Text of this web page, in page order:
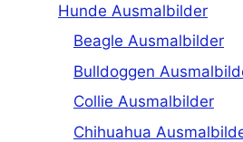
Hunde Ausmalbilder
Beagle Ausmalbilder
Bulldoggen
Collie Ausmalbilder
Chihuahua